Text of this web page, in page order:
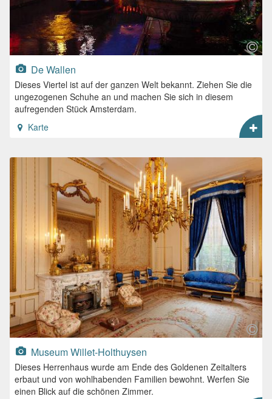
De Wallen
Dieses Viertel ist auf der ganzen Welt bekannt. Ziehen Sie die
ungezogenen Schuhe an und machen Sie sich in diesem
aufregenden Stück Amsterdam.
Karte
Museum Willet-Holthuysen
Dieses Herrenhaus wurde am Ende des Goldenen Zeitalters
erbaut und von wohlhabenden Familien bewohnt. Werfen Sie
einen Blick auf die schönen Zimmer.